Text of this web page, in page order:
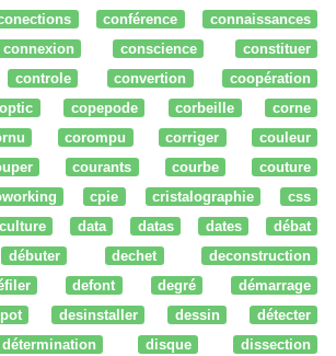
conférence
connaissances
connexion conscience
constituer
controle convertion
coopération
copepode corbeille
corne
corompu corriger
couleur
courants courbe
couture
cpie cristalographie
css
culture data datas dates
débat
débuter dechet
deconstruction
defont degré
démarrage
desinstaller dessin
détecter
détermination disque
dissection